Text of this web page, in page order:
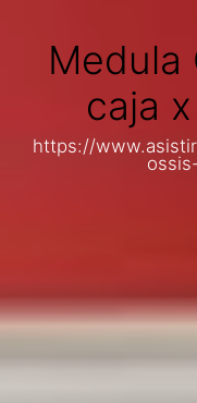
Medula
caja
https://